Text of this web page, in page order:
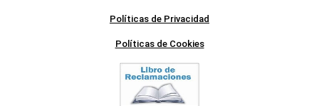
Políticas de Privacidad
Políticas de Cookies